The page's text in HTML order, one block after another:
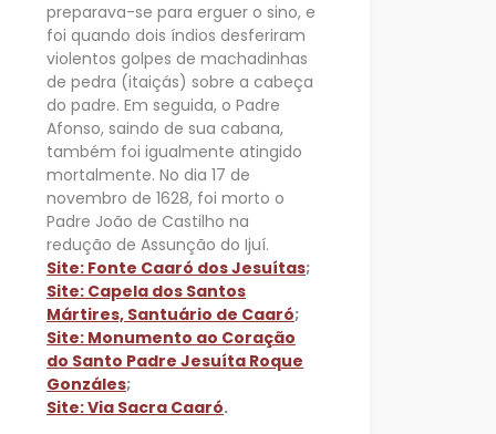
preparava-se para erguer o sino, e
foi quando dois índios desferiram
violentos golpes de machadinhas
de pedra (itaiçás) sobre a cabeça
do padre. Em seguida, o Padre
Afonso, saindo de sua cabana,
também foi igualmente atingido
mortalmente. No dia 17 de
novembro de 1628, foi morto o
Padre João de Castilho na
redução de Assunção do Ijuí.
Site: Fonte Caaró dos Jesuítas;
Site: Capela dos Santos
Mártires, Santuário de Caaró;
Site: Monumento ao Coração
do Santo Padre Jesuíta Roque
Gonzáles;
Site: Via Sacra Caaró.